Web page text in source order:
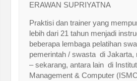
ERAWAN SUPRIYATNA
Praktisi dan trainer yang
lebih dari 21 tahun menjadi
beberapa lembaga pelatihan
pemerintah / swasta di Jakarta,
– sekarang, antara lain di
Management & Computer